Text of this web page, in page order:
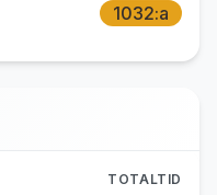
1032:a
TOTALTID